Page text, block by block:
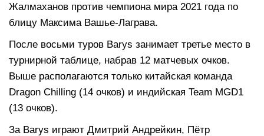
Жалмаханов против чемпиона мира 2021 года по
блицу Максима Вашье-Лаграва.
После восьми туров Barys занимает третье место в
турнирной таблице, набрав 12 матчевых очков.
Выше располагаются только китайская команда
Dragon Chilling (14 очков) и индийская Team MGD1
(13 очков).
За Barys играют Дмитрий Андрейкин, Пётр